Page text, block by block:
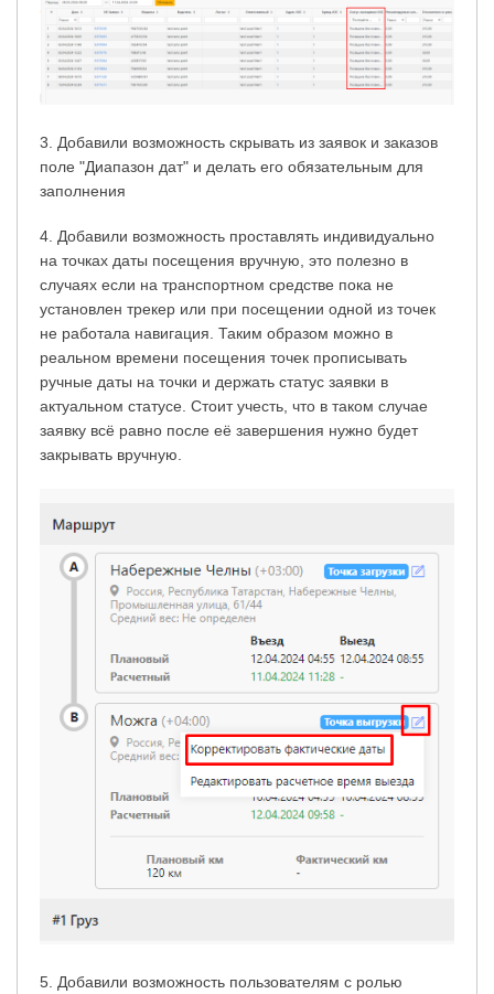
3. Добавили возможность скрывать из заявок и заказов
поле "Диапазон дат" и делать его обязательным для
заполнения
4. Добавили возможность проставлять индивидуально
на точках даты посещения вручную, это полезно в
случаях если на транспортном средстве пока не
установлен трекер или при посещении одной из точек
не работала навигация. Таким образом можно в
реальном времени посещения точек прописывать
ручные даты на точки и держать статус заявки в
актуальном статусе. Стоит учесть, что в таком случае
заявку всё равно после её завершения нужно будет
закрывать вручную.
5. Добавили возможность пользователям с ролью